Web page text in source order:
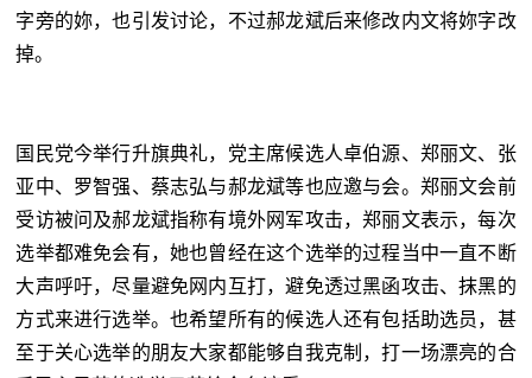
字旁的妳，也引发讨论，不过郝龙斌后来修改内文将妳字改
掉。
国民党今举行升旗典礼，党主席候选人卓伯源、郑丽文、张
亚中、罗智强、蔡志弘与郝龙斌等也应邀与会。郑丽文会前
受访被问及郝龙斌指称有境外网军攻击，郑丽文表示，每次
选举都难免会有，她也曾经在这个选举的过程当中一直不断
大声呼吁，尽量避免网内互打，避免透过黑函攻击、抹黑的
方式来进行选举。也希望所有的候选人还有包括助选员，甚
至于关心选举的朋友大家都能够自我克制，打一场漂亮的合